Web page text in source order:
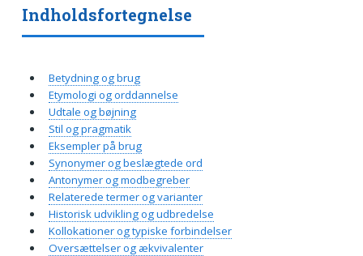
Indholdsfortegnelse
Betydning og brug
Etymologi og orddannelse
Udtale og bøjning
Stil og pragmatik
Eksempler på brug
Synonymer og beslægtede ord
Antonymer og modbegreber
Relaterede termer og varianter
Historisk udvikling og udbredelse
Kollokationer og typiske forbindelser
Oversættelser og ækvivalenter